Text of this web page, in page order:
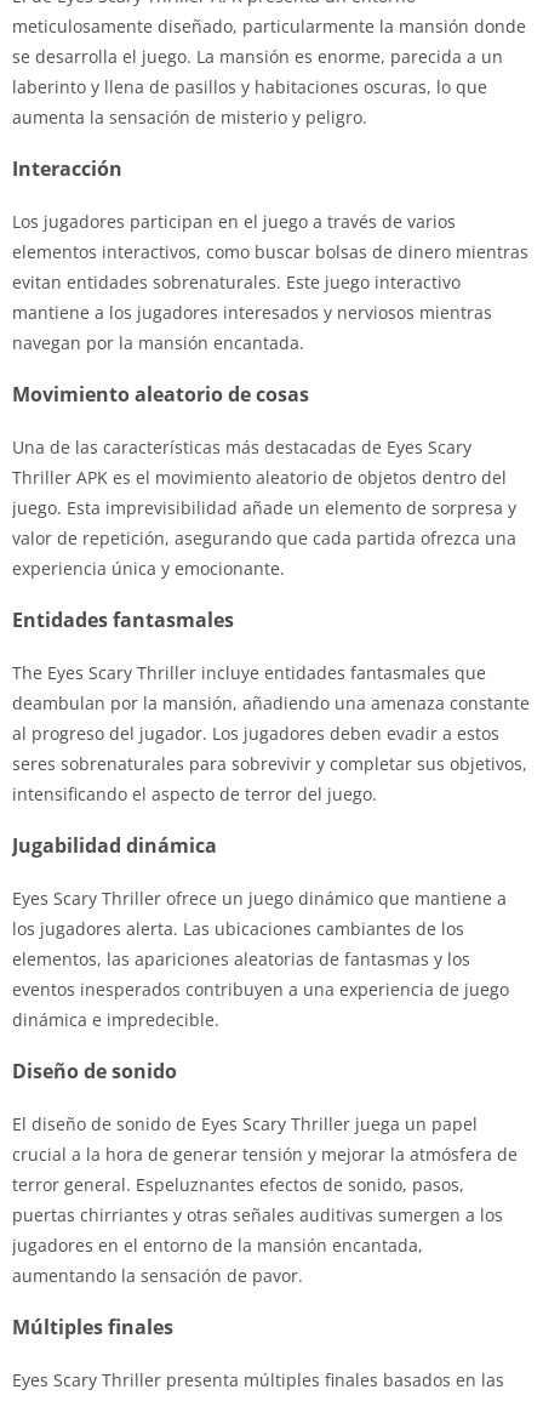
meticulosamente diseñado, particularmente la mansión donde
se desarrolla el juego. La mansión es enorme, parecida a un
laberinto y llena de pasillos y habitaciones oscuras, lo que
aumenta la sensación de misterio y peligro.
Interacción
Los jugadores participan en el juego a través de varios
elementos interactivos, como buscar bolsas de dinero mientras
evitan entidades sobrenaturales. Este juego interactivo
mantiene a los jugadores interesados ​​y nerviosos mientras
navegan por la mansión encantada.
Movimiento aleatorio de cosas
Una de las características más destacadas de Eyes Scary
Thriller APK es el movimiento aleatorio de objetos dentro del
juego. Esta imprevisibilidad añade un elemento de sorpresa y
valor de repetición, asegurando que cada partida ofrezca una
experiencia única y emocionante.
Entidades fantasmales
The Eyes Scary Thriller incluye entidades fantasmales que
deambulan por la mansión, añadiendo una amenaza constante
al progreso del jugador. Los jugadores deben evadir a estos
seres sobrenaturales para sobrevivir y completar sus objetivos,
intensificando el aspecto de terror del juego.
Jugabilidad dinámica
Eyes Scary Thriller ofrece un juego dinámico que mantiene a
los jugadores alerta. Las ubicaciones cambiantes de los
elementos, las apariciones aleatorias de fantasmas y los
eventos inesperados contribuyen a una experiencia de juego
dinámica e impredecible.
Diseño de sonido
El diseño de sonido de Eyes Scary Thriller juega un papel
crucial a la hora de generar tensión y mejorar la atmósfera de
terror general. Espeluznantes efectos de sonido, pasos,
puertas chirriantes y otras señales auditivas sumergen a los
jugadores en el entorno de la mansión encantada,
aumentando la sensación de pavor.
Múltiples finales
Eyes Scary Thriller presenta múltiples finales basados ​​en las